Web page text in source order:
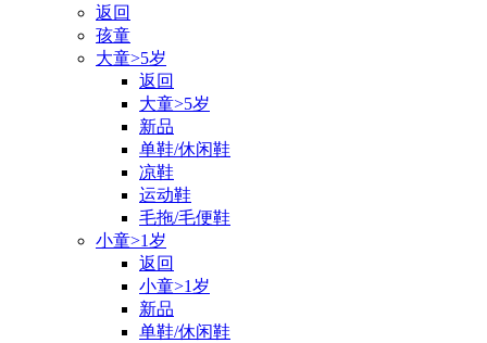
返回
孩童
大童>5岁
返回
大童>5岁
新品
单鞋/休闲鞋
凉鞋
运动鞋
毛拖/毛便鞋
小童>1岁
返回
小童>1岁
新品
单鞋/休闲鞋